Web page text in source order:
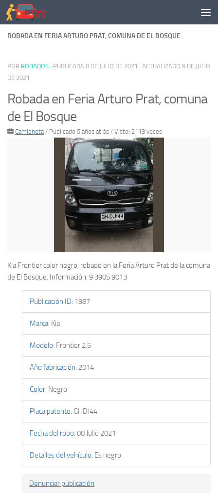
Saltar al contenido
ROBADA EN FERIA ARTURO PRAT, COMUNA DE EL BOSQUE
POR ROBADOS · PUBLICADA 8 DE JULIO DE 2021 · ACTUALIZADO 9 DE JULIO
DE 2021
Robada en Feria Arturo Prat, comuna
de El Bosque
Camioneta/ Publicado 5 años atrás / Visto: 2113 veces
Kia Frontier color negro, robado en la Feria Arturo Prat de la comuna
de El Bosque. Información: 9 3905 9013
Publicación ID: 1987
Marca: Kia
Modelo: Frontier 2.5
Año fabricación: 2014
Color: Negro
Placa patente: GHDJ44
Fecha del robo: 08 Julio 2021
Detalles del vehículo: Es negro
Denunciar publicación